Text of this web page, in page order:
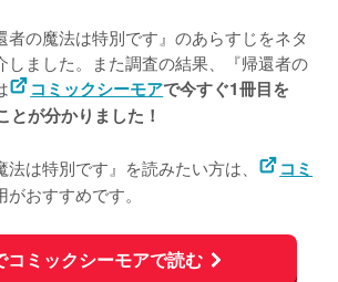
者の魔法は特別です』のあらすじをネタ
しました。また調査の結果、『帰還者の
コミックシーモアで今すぐ1冊目を
が分かりました！
は特別です』を読みたい方は、
コミ
がおすすめです。
コミックシーモアで読む